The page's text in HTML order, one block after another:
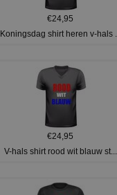
€24,95
Koningsdag shirt heren v-hals ...
€24,95
V-hals shirt rood wit blauw st...